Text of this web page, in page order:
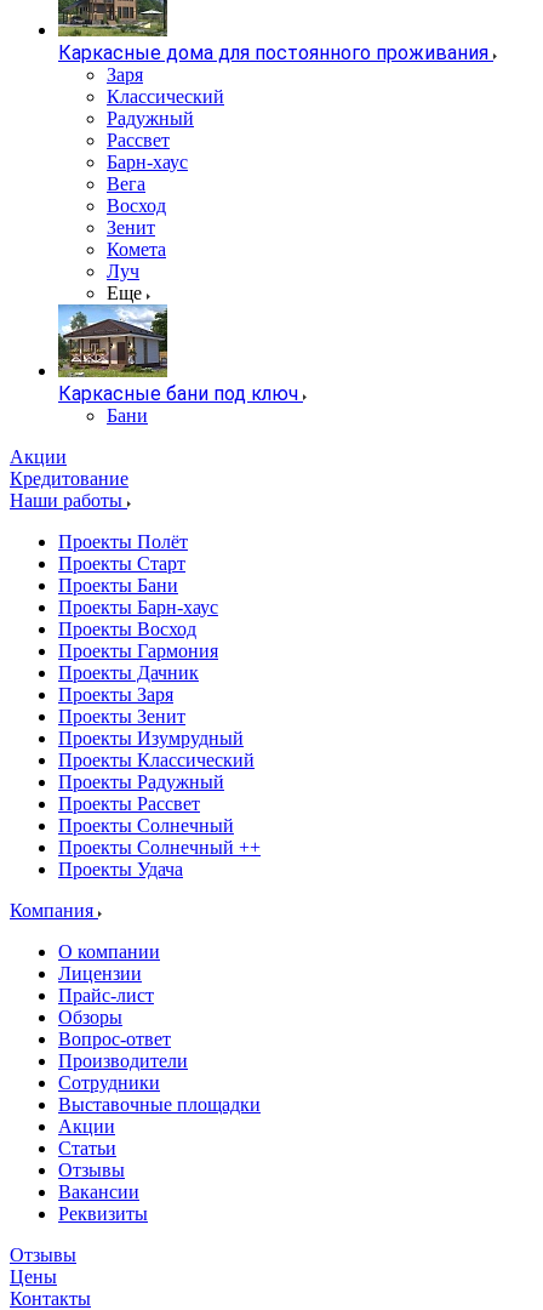
Каркасные дома для постоянного проживания
Заря
Классический
Радужный
Рассвет
Барн-хаус
Вега
Восход
Зенит
Комета
Луч
Еще
Каркасные бани под ключ
Бани
Акции
Кредитование
Наши работы
Проекты Полёт
Проекты Старт
Проекты Бани
Проекты Барн-хаус
Проекты Восход
Проекты Гармония
Проекты Дачник
Проекты Заря
Проекты Зенит
Проекты Изумрудный
Проекты Классический
Проекты Радужный
Проекты Рассвет
Проекты Солнечный
Проекты Солнечный ++
Проекты Удача
Компания
О компании
Лицензии
Прайс-лист
Обзоры
Вопрос-ответ
Производители
Сотрудники
Выставочные площадки
Акции
Статьи
Отзывы
Вакансии
Реквизиты
Отзывы
Цены
Контакты